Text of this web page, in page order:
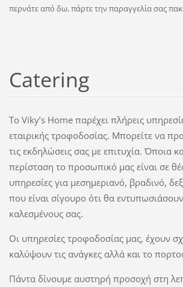
περνάτε από δω, πάρτε την παραγγελία σας
Catering
Το Viky’s Home παρέχει πλήρεις
εταιρικής τροφοδοσίας. Μπορείτε να
τις εκδηλώσεις σας με επιτυχία. Όποια
περίσταση το προσωπικό μας είναι σε
υπηρεσίες για μεσημεριανό, βραδινό,
που είναι σίγουρο ότι θα
καλεσμένους σας.
Οι υπηρεσίες τροφοδοσίας μας, έχουν
καλύψουν τις ανάγκες αλλά και το
Πάντα δίνουμε αυστηρή προσοχή στη